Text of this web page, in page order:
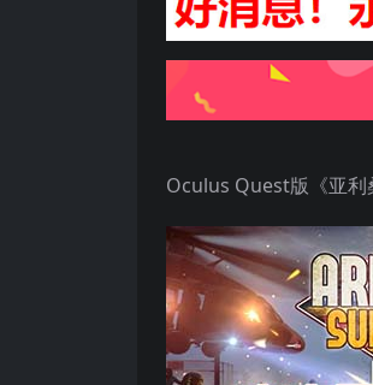
Oculus Quest版《亚利